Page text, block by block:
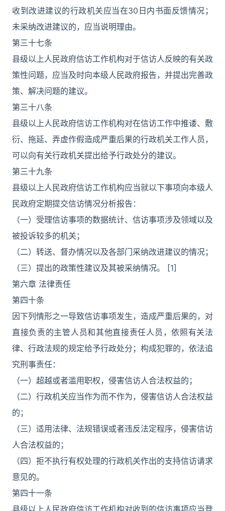
收到改进建议的行政机关应当在30日内书面反馈情况；
未采纳改进建议的，应当说明理由。
第三十七条
县级以上人民政府信访工作机构对于信访人反映的有关政
策性问题，应当及时向本级人民政府报告，并提出完善政
策、解决问题的建议。
第三十八条
县级以上人民政府信访工作机构对在信访工作中推诿、敷
衍、拖延、弄虚作假造成严重后果的行政机关工作人员，
可以向有关行政机关提出给予行政处分的建议。
第三十九条
县级以上人民政府信访工作机构应当就以下事项向本级人
民政府定期提交信访情况分析报告：
（一）受理信访事项的数据统计、信访事项涉及领域以及
被投诉较多的机关；
（二）转送、督办情况以及各部门采纳改进建议的情况；
（三）提出的政策性建议及其被采纳情况。 [1]
第六章 法律责任
第四十条
因下列情形之一导致信访事项发生，造成严重后果的，对
直接负责的主管人员和其他直接责任人员，依照有关法
律、行政法规的规定给予行政处分；构成犯罪的，依法追
究刑事责任：
（一）超越或者滥用职权，侵害信访人合法权益的；
（二）行政机关应当作为而不作为，侵害信访人合法权益
的；
（三）适用法律、法规错误或者违反法定程序，侵害信访
人合法权益的；
（四）拒不执行有权处理的行政机关作出的支持信访请求
意见的。
第四十一条
县级以上人民政府信访工作机构对收到的信访事项应当登